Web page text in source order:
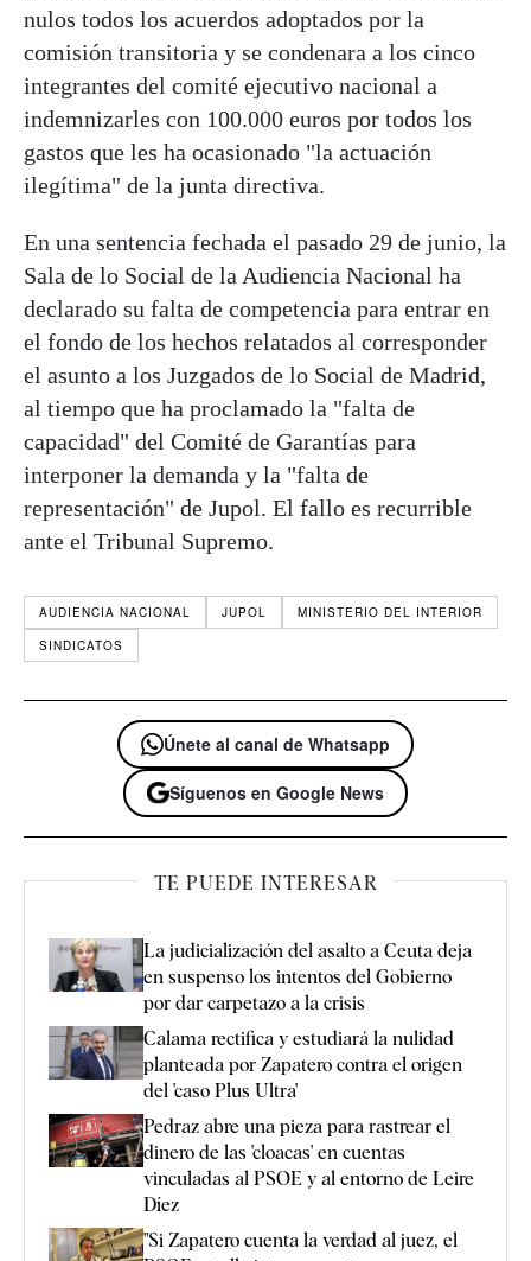
nulos todos los acuerdos adoptados por la
comisión transitoria y se condenara a los cinco
integrantes del comité ejecutivo nacional a
indemnizarles con 100.000 euros por todos los
gastos que les ha ocasionado "la actuación
ilegítima" de la junta directiva.
En una sentencia fechada el pasado 29 de junio, la
Sala de lo Social de la Audiencia Nacional ha
declarado su falta de competencia para entrar en
el fondo de los hechos relatados al corresponder
el asunto a los Juzgados de lo Social de Madrid,
al tiempo que ha proclamado la "falta de
capacidad" del Comité de Garantías para
interponer la demanda y la "falta de
representación" de Jupol. El fallo es recurrible
ante el Tribunal Supremo.
AUDIENCIA NACIONAL JUPOL
MINISTERIO DEL INTERIOR
SINDICATOS
Únete al canal de Whatsapp
Síguenos en Google News
TE PUEDE INTERESAR
La judicialización del asalto a Ceuta deja
en suspenso los intentos del Gobierno
por dar carpetazo a la crisis
Calama rectifica y estudiará la nulidad
planteada por Zapatero contra el origen
del 'caso Plus Ultra'
Pedraz abre una pieza para rastrear el
dinero de las 'cloacas' en cuentas
vinculadas al PSOE y al entorno de Leire
Díez
"Si Zapatero cuenta la verdad al juez, el